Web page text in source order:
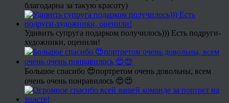
благодарна за такую красоту)
Удивить супруга подарком получилось))) Есть подруги-
художники, оценили!
Большое спасибо 😍портретом очень довольны, всем
очень очень понравилось 😍😍